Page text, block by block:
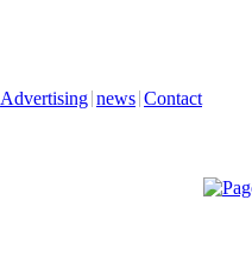
Advertising news Contact